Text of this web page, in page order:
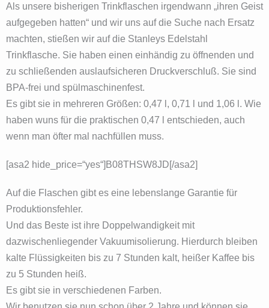
Als unsere bisherigen Trinkflaschen irgendwann „ihren Geist
aufgegeben hatten“ und wir uns auf die Suche nach Ersatz
machten, stießen wir auf die Stanleys Edelstahl
Trinkflasche. Sie haben einen einhändig zu öffnenden und
zu schließenden auslaufsicheren Druckverschluß. Sie sind
BPA-frei und spülmaschinenfest.
Es gibt sie in mehreren Größen: 0,47 l, 0,71 l und 1,06 l. Wie
haben wuns für die praktischen 0,47 l entschieden, auch
wenn man öfter mal nachfüllen muss.
[asa2 hide_price=“yes“]B08THSW8JD[/asa2]
Auf die Flaschen gibt es eine lebenslange Garantie für
Produktionsfehler.
Und das Beste ist ihre Doppelwandigkeit mit
dazwischenliegender Vakuumisolierung. Hierdurch bleiben
kalte Flüssigkeiten bis zu 7 Stunden kalt, heißer Kaffee bis
zu 5 Stunden heiß.
Es gibt sie in verschiedenen Farben.